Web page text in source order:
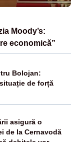
Moody’s:
economică”
Bolojan:
de forță
asigură o
de la Cernavodă